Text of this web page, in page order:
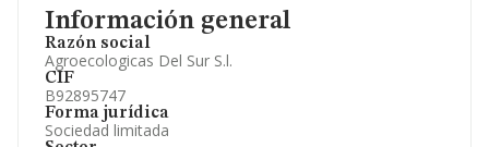
Información general
Razón social
Agroecologicas Del Sur S.l.
CIF
B92895747
Forma jurídica
Sociedad limitada
Información oficial y registral complementaria.